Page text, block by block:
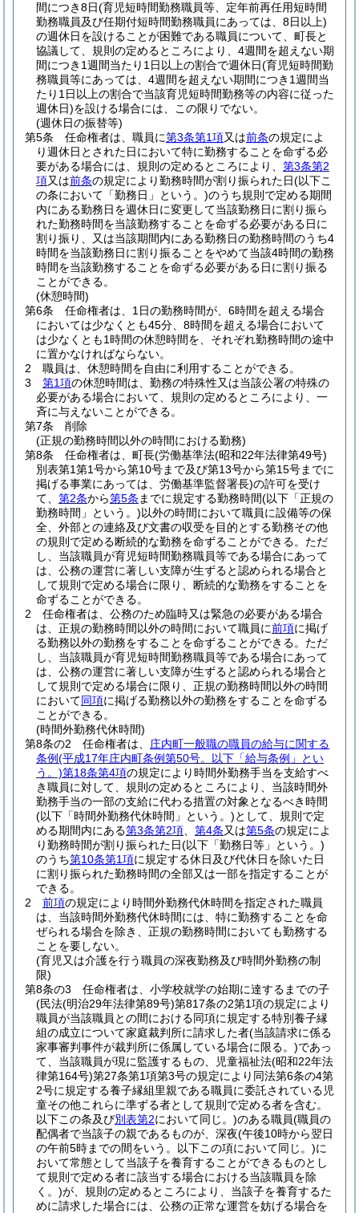
間につき8日(育児短時間勤務職員等、定年前再任用短時間
勤務職員及び任期付短時間勤務職員にあっては、8日以上)
の週休日を設けることが困難である職員について、町長と
協議して、規則の定めるところにより、4週間を超えない期
間につき1週間当たり1日以上の割合で週休日(育児短時間勤
務職員等にあっては、4週間を超えない期間につき1週間当
たり1日以上の割合で当該育児短時間勤務等の内容に従った
週休日)を設ける場合には、この限りでない。
(週休日の振替等)
第5条
任命権者は、職員に第3条第1項又は前条の規定によ
り週休日とされた日において特に勤務することを命ずる必
要がある場合には、規則の定めるところにより、 第3条第2
項又は前条の規定により勤務時間が割り振られた日(以下こ
の条において「勤務日」という。)のうち規則で定める期間
内にある勤務日を週休日に変更して当該勤務日に割り振ら
れた勤務時間を当該勤務することを命ずる必要がある日に
割り振り、又は当該期間内にある勤務日の勤務時間のうち4
時間を当該勤務日に割り振ることをやめて当該4時間の勤務
時間を当該勤務することを命ずる必要がある日に割り振る
ことができる。
(休憩時間)
第6条
任命権者は、1日の勤務時間が、6時間を超える場合
においては少なくとも45分、8時間を超える場合において
は少なくとも1時間の休憩時間を、それぞれ勤務時間の途中
に置かなければならない。
2
職員は、休憩時間を自由に利用することができる。
3
第1項の休憩時間は、勤務の特殊性又は当該公署の特殊の
必要がある場合において、規則の定めるところにより、一
斉に与えないことができる。
第7条
削除
(正規の勤務時間以外の時間における勤務)
第8条
任命権者は、町長(労働基準法(昭和22年法律第49号)
別表第1第1号から第10号まで及び第13号から第15号までに
掲げる事業にあっては、労働基準監督署長)の許可を受け
て、 第2条から第5条 までに規定する勤務時間(以下「正規の
勤務時間」という。)以外の時間において職員に設備等の保
全、外部との連絡及び文書の収受を目的とする勤務その他
の規則で定める断続的な勤務を命ずることができる。 ただ
し、当該職員が育児短時間勤務職員等である場合にあって
は、公務の運営に著しい支障が生ずると認められる場合と
して規則で定める場合に限り、断続的な勤務をすることを
命ずることができる。
2
任命権者は、公務のため臨時又は緊急の必要がある場合
は、正規の勤務時間以外の時間において職員に前項に掲げ
る勤務以外の勤務をすることを命ずることができる。 ただ
し、当該職員が育児短時間勤務職員等である場合にあって
は、公務の運営に著しい支障が生ずると認められる場合と
して規則で定める場合に限り、正規の勤務時間以外の時間
において同項に掲げる勤務以外の勤務をすることを命ずる
ことができる。
(時間外勤務代休時間)
第8条の2
任命権者は、 庄内町一般職の職員の給与に関する
条例(平成17年庄内町条例第50号。以下「給与条例」とい
う。)第18条第4項の規定により時間外勤務手当を支給すべ
き職員に対して、規則の定めるところにより、当該時間外
勤務手当の一部の支給に代わる措置の対象となるべき時間
(以下「時間外勤務代休時間」という。)として、規則で定
める期間内にある第3条第2項 第4条又は第5条の規定によ
り勤務時間が割り振られた日(以下「勤務日等」という。)
のうち第10条第1項に規定する休日及び代休日を除いた日
に割り振られた勤務時間の全部又は一部を指定することが
できる。
2
前項の規定により時間外勤務代休時間を指定された職員
は、当該時間外勤務代休時間には、特に勤務することを命
ぜられる場合を除き、正規の勤務時間においても勤務する
ことを要しない。
(育児又は介護を行う職員の深夜勤務及び時間外勤務の制
限)
第8条の3
任命権者は、小学校就学の始期に達するまでの子
(民法(明治29年法律第89号)第817条の2第1項の規定により
職員が当該職員との間における同項に規定する特別養子縁
組の成立について家庭裁判所に請求した者(当該請求に係る
家事審判事件が裁判所に係属している場合に限る。)であっ
て、当該職員が現に監護するもの、児童福祉法(昭和22年法
律第164号)第27条第1項第3号の規定により同法第6条の4第
2号に規定する養子縁組里親である職員に委託されている児
童その他これらに準ずる者として規則で定める者を含む。
以下この条及び別表第2において同じ。)のある職員(職員の
配偶者で当該子の親であるものが、深夜(午後10時から翌日
の午前5時までの間をいう。以下この項において同じ。)に
おいて常態として当該子を養育することができるものとし
て規則で定める者に該当する場合における当該職員を除
く。)が、規則の定めるところにより、当該子を養育するた
めに請求した場合には、公務の正常な運営を妨げる場合を